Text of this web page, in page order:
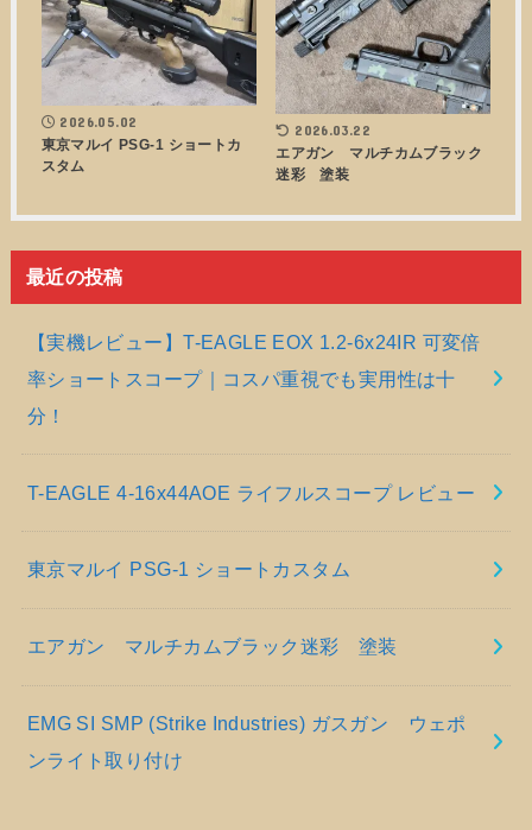
2026.05.02
東京マルイ PSG-1 ショートカ
スタム
2026.03.22
エアガン マルチカムブラック
迷彩 塗装
最近の投稿
【実機レビュー】T-EAGLE EOX 1.2-6x24IR 可変倍
率ショートスコープ｜コスパ重視でも実用性は十
分！
T-EAGLE 4-16x44AOE ライフルスコープ レビュー
東京マルイ PSG-1 ショートカスタム
エアガン マルチカムブラック迷彩 塗装
EMG SI SMP (Strike Industries) ガスガン ウェポ
ンライト取り付け